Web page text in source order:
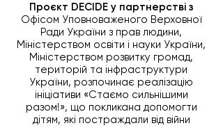
Проєкт DECIDE у партнерстві з
Офісом Уповноваженого Верховної
Ради України з прав людини,
Міністерством освіти і науки України,
Міністерством розвитку громад,
територій та інфраструктури
України, розпочинає реалізацію
ініціативи «Стаємо сильнішими
разом!», що покликана допомогти
дітям, які постраждали від війни